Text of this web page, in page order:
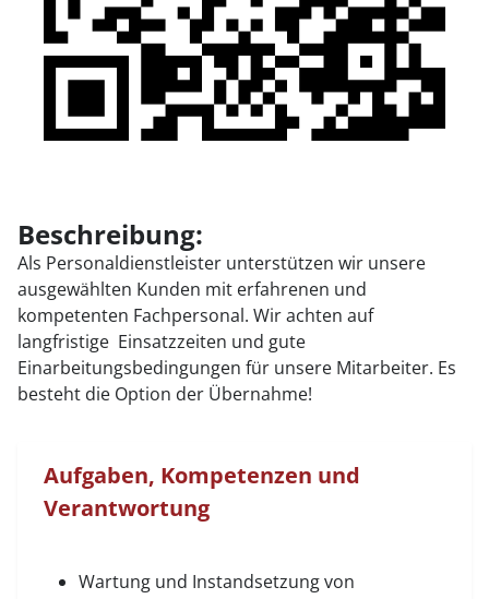
Beschreibung:
Als Personaldienstleister unterstützen wir unsere
ausgewählten Kunden mit erfahrenen und
kompetenten Fachpersonal. Wir achten auf
langfristige Einsatzzeiten und gute
Einarbeitungsbedingungen für unsere Mitarbeiter. Es
besteht die Option der Übernahme!
Aufgaben, Kompetenzen und
Verantwortung
Wartung und Instandsetzung von